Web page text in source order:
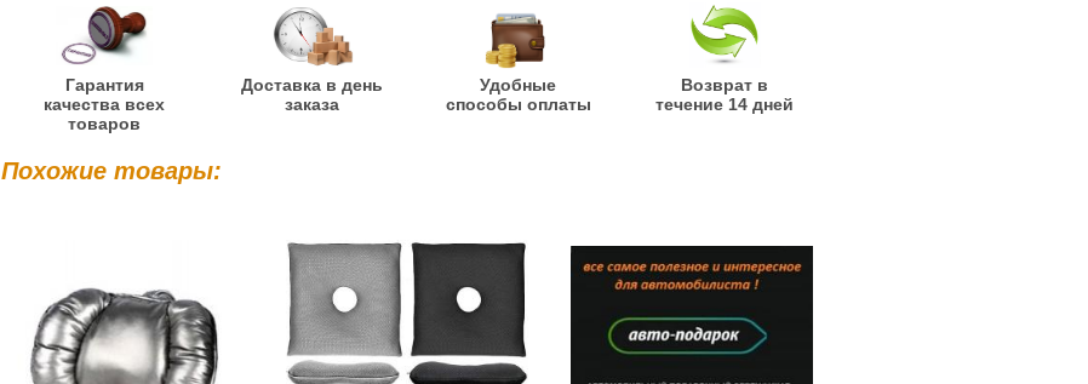
Гарантия
качества всех
товаров
Доставка в день
заказа
Удобные
способы оплаты
Возврат в
течение 14 дней
Похожие товары: